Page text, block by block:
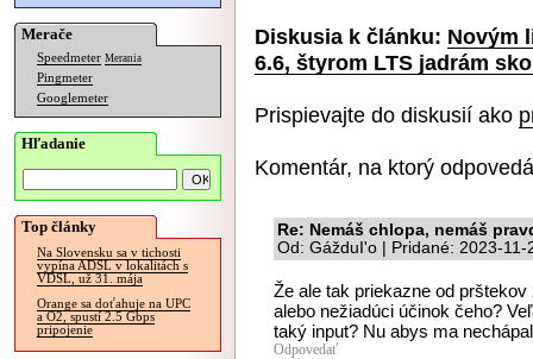
Merače
Speedmeter Merania
Pingmeter
Googlemeter
Hľadanie
Top články
Na Slovensku sa v tichosti
vypína ADSL v lokalitách s
VDSL, už 31. mája
Orange sa doťahuje na UPC
a O2, spustí 2.5 Gbps
pripojenie
Diskusia k článku: Novým
6.6, štyrom LTS jadrám
Prispievajte do diskusií ako
Komentár, na ktorý
Re: Nemáš chlopa, nemáš
Od: GážduI'o | Pridané: 2023-11-
Že ale tak priekazne od
alebo nežiadúci účinok čeho?
taký input? Nu abys ma
Odpovedať